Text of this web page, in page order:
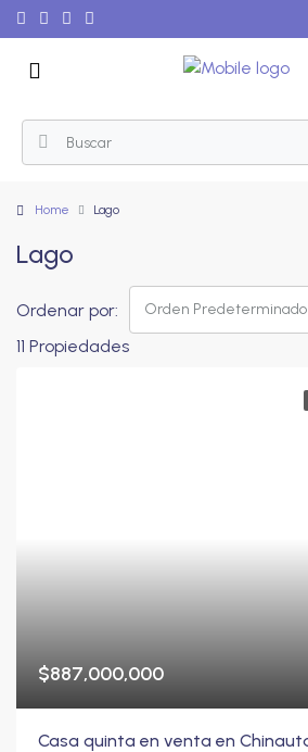
Home Lago
Lago
11 Propiedades
Ordenar por: Orden Predeterminado
$887,000,000